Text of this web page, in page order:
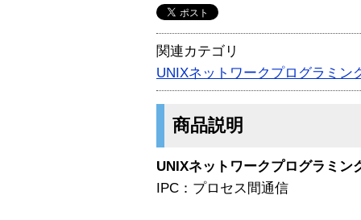
関連カテゴリ
UNIXネットワークプログラミン
商品説明
UNIXネットワークプログラミ
IPC：プロセス間通信